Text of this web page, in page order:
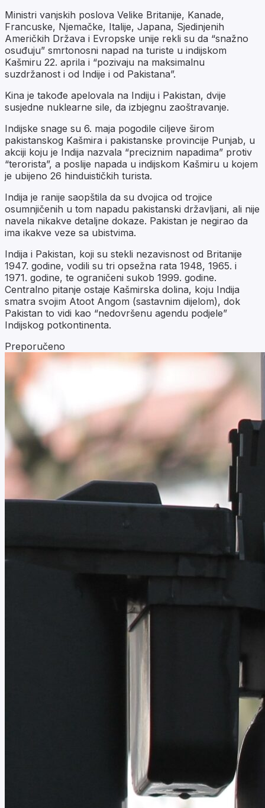
Ministri vanjskih poslova Velike Britanije, Kanade,
Francuske, Njemačke, Italije, Japana, Sjedinjenih
Američkih Država i Evropske unije rekli su da “snažno
osuđuju” smrtonosni napad na turiste u indijskom
Kašmiru 22. aprila i “pozivaju na maksimalnu
suzdržanost i od Indije i od Pakistana”.
Kina je takođe apelovala na Indiju i Pakistan, dvije
susjedne nuklearne sile, da izbjegnu zaoštravanje.
Indijske snage su 6. maja pogodile ciljeve širom
pakistanskog Kašmira i pakistanske provincije Punjab, u
akciji koju je Indija nazvala “preciznim napadima” protiv
“terorista”, a poslije napada u indijskom Kašmiru u kojem
je ubijeno 26 hinduističkih turista.
Indija je ranije saopštila da su dvojica od trojice
osumnjičenih u tom napadu pakistanski državljani, ali nije
navela nikakve detaljne dokaze. Pakistan je negirao da
ima ikakve veze sa ubistvima.
Indija i Pakistan, koji su stekli nezavisnost od Britanije
1947. godine, vodili su tri opsežna rata 1948, 1965. i
1971. godine, te ograničeni sukob 1999. godine.
Centralno pitanje ostaje Kašmirska dolina, koju Indija
smatra svojim Atoot Angom (sastavnim dijelom), dok
Pakistan to vidi kao “nedovršenu agendu podjele”
Indijskog potkontinenta.
Preporučeno